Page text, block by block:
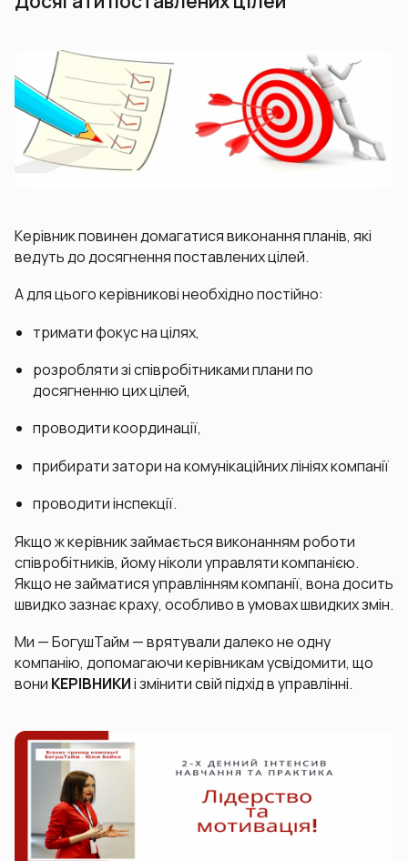
Керівник повинен домагатися виконання планів, які
ведуть до досягнення поставлених цілей.
А для цього керівникові необхідно постійно:
тримати фокус на цілях,
розробляти зі співробітниками плани по
досягненню цих цілей,
проводити координації,
прибирати затори на комунікаційних лініях компанії
проводити інспекції.
Якщо ж керівник займається виконанням роботи
співробітників, йому ніколи управляти компанією.
Якщо не займатися управлінням компанії, вона досить
швидко зазнає краху, особливо в умовах швидких змін.
Ми — БогушТайм — врятували далеко не одну
компанію, допомагаючи керівникам усвідомити, що
вони КЕРІВНИКИі змінити свій підхід в управлінні.